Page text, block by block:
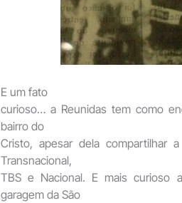
E um fato
curioso… a Reunidas tem como
bairro do
Cristo, apesar dela compartilhar
Transnacional,
TBS e Nacional. E mais curioso
garagem da São